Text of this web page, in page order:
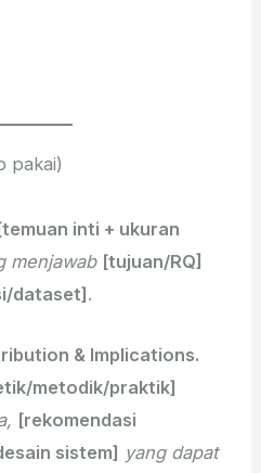
pakai)
inti + ukuran
menjawab [tujuan/RQ]
dataset].
& Implications.
metodik/praktik]
[rekomendasi
sistem] yang dapat